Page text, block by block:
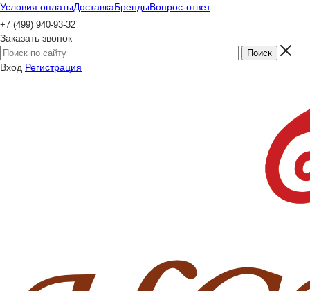
Условия оплатыДоставкаБрендыВопрос-ответ
+7 (499) 940-93-32
Заказать звонок
Вход Регистрация